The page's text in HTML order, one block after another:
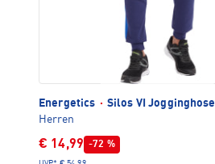
Energetics · Silos VI Jogginghose
Herren
€ 14,99 -72 %